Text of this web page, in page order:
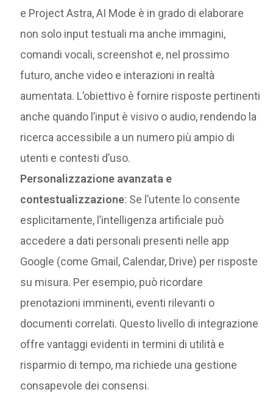
e Project Astra, AI Mode è in grado di elaborare
non solo input testuali ma anche immagini,
comandi vocali, screenshot e, nel prossimo
futuro, anche video e interazioni in realtà
aumentata. L’obiettivo è fornire risposte pertinenti
anche quando l’input è visivo o audio, rendendo la
ricerca accessibile a un numero più ampio di
utenti e contesti d’uso.
Personalizzazione avanzata e
contestualizzazione: Se l’utente lo consente
esplicitamente, l’intelligenza artificiale può
accedere a dati personali presenti nelle app
Google (come Gmail, Calendar, Drive) per risposte
su misura. Per esempio, può ricordare
prenotazioni imminenti, eventi rilevanti o
documenti correlati. Questo livello di integrazione
offre vantaggi evidenti in termini di utilità e
risparmio di tempo, ma richiede una gestione
consapevole dei consensi.